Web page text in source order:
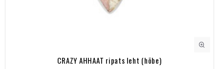
CRAZY AHHAAT ripats leht (hõbe)